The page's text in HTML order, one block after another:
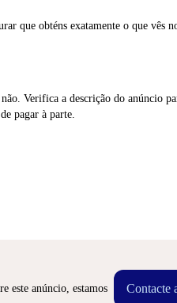
que obténs exatamente o que vês
Verifica a descrição do anúncio
pagar à parte.
este anúncio, estamos
Contacte